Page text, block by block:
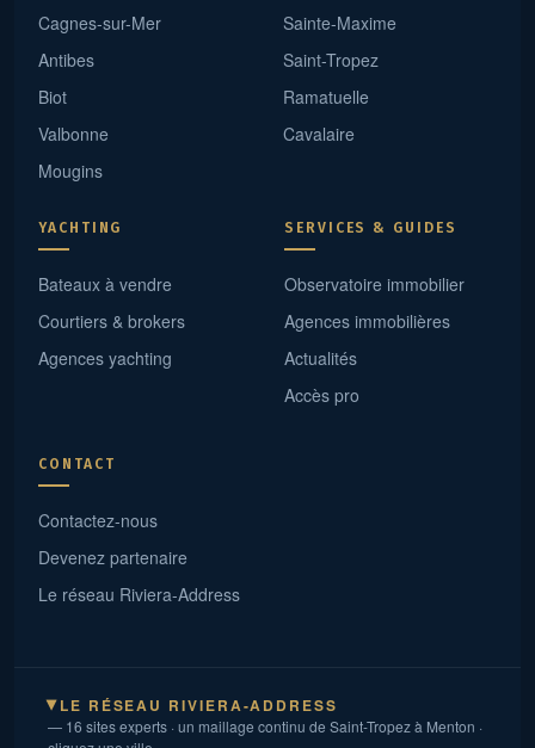
Cagnes-sur-Mer
Antibes
Biot
Valbonne
Mougins
Sainte-Maxime
Saint-Tropez
Ramatuelle
Cavalaire
YACHTING
Bateaux à vendre
Courtiers & brokers
Agences yachting
SERVICES & GUIDES
Observatoire immobilier
Agences immobilières
Actualités
Accès pro
CONTACT
Contactez-nous
Devenez partenaire
Le réseau Riviera-Address
▶ LE RÉSEAU RIVIERA-ADDRESS
— 16 sites experts · un maillage continu de Saint-Tropez à Menton ·